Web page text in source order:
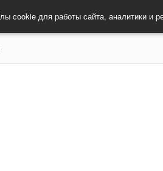
cookie для работы сайта, аналитики и